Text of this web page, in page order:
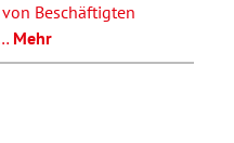
Beschäftigten
Mehr